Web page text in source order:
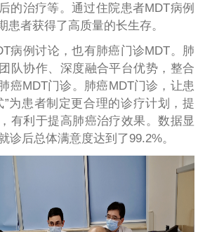
的治疗等。通过住院患者MDT病例
患者获得了高质量的长生存。
病例讨论，也有肺癌门诊MDT。肺
队协作、深度融合平台优势，整合
癌MDT门诊。肺癌MDT门诊，让患
”为患者制定更合理的诊疗计划，提
有利于提高肺癌治疗效果。数据显
诊后总体满意度达到了99.2%。